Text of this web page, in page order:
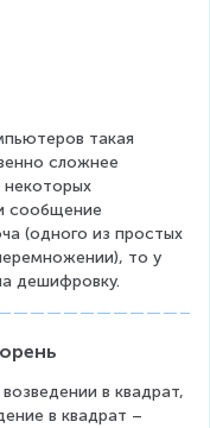
такая
сложнее
некоторых
сообщение
(одного из простых
то у
дешифровку.
в квадрат,
в квадрат –